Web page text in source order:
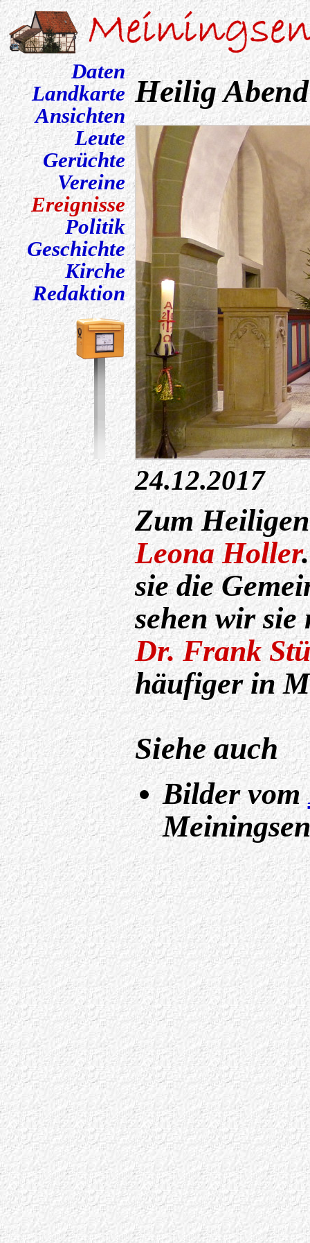
Daten
Landkarte
Ansichten
Leute
Gerüchte
Vereine
Ereignisse
Politik
Geschichte
Kirche
Redaktion
Heilig
24.12.2017
Zum
Leona Holler
sie die
sehen wir sie
Dr. Frank
häufiger in
Siehe auch
Bilder vom